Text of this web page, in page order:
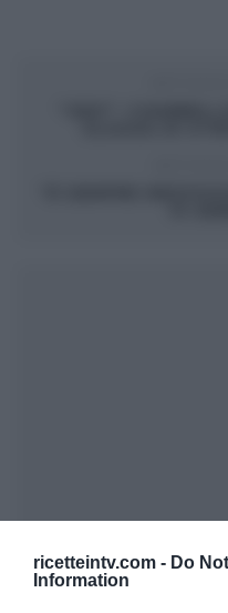
ricetteintv.com - Do
Information